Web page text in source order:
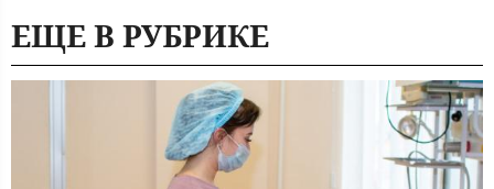
ЕЩЕ В РУБРИКЕ